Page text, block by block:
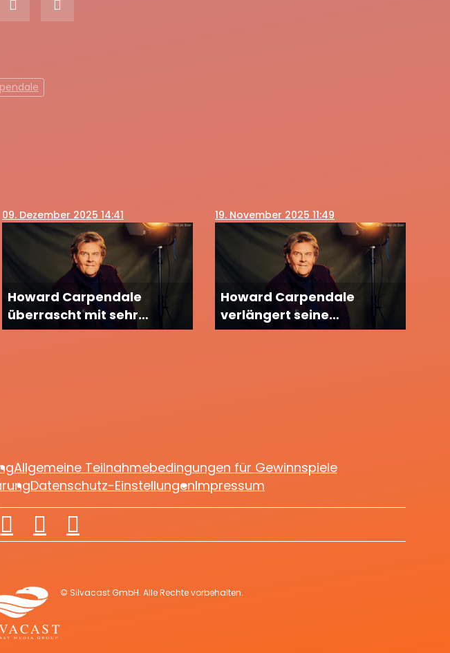
09. Dezember 2025 14:41
Howard Carpendale
überrascht mit sehr
persönlichem
19. November 2025 11:49
Howard Carpendale
verlängert seine
Abschiedstournee und alle
Allgemeine Teilnahmebedingungen für Gewinnspiele
Datenschutz-EinstellungenImpressum
© Silvacast GmbH. Alle Rechte vorbehalten.